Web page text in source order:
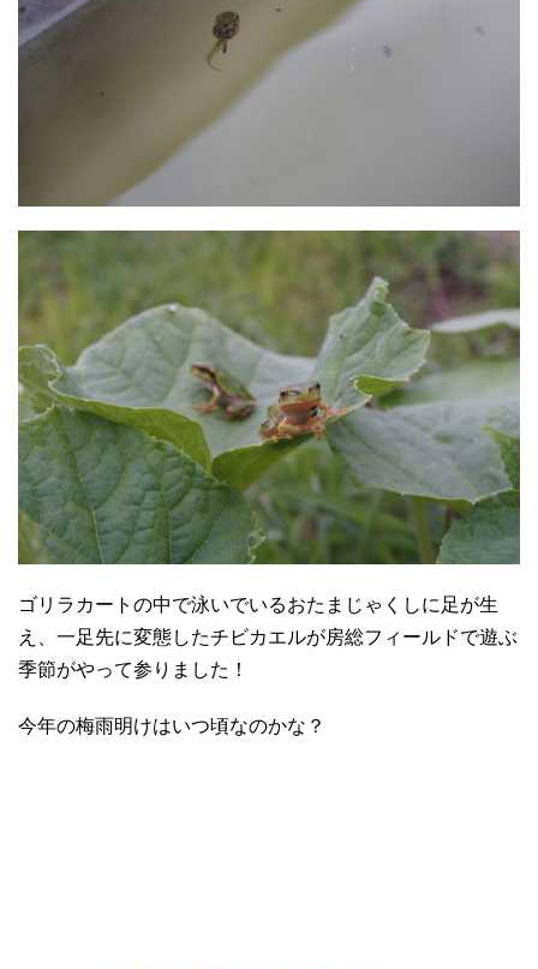
ゴリラカートの中で泳いでいるおたまじゃくしに足が生
え、一足先に変態したチビカエルが房総フィールドで遊ぶ
季節がやって参りました！
今年の梅雨明けはいつ頃なのかな？